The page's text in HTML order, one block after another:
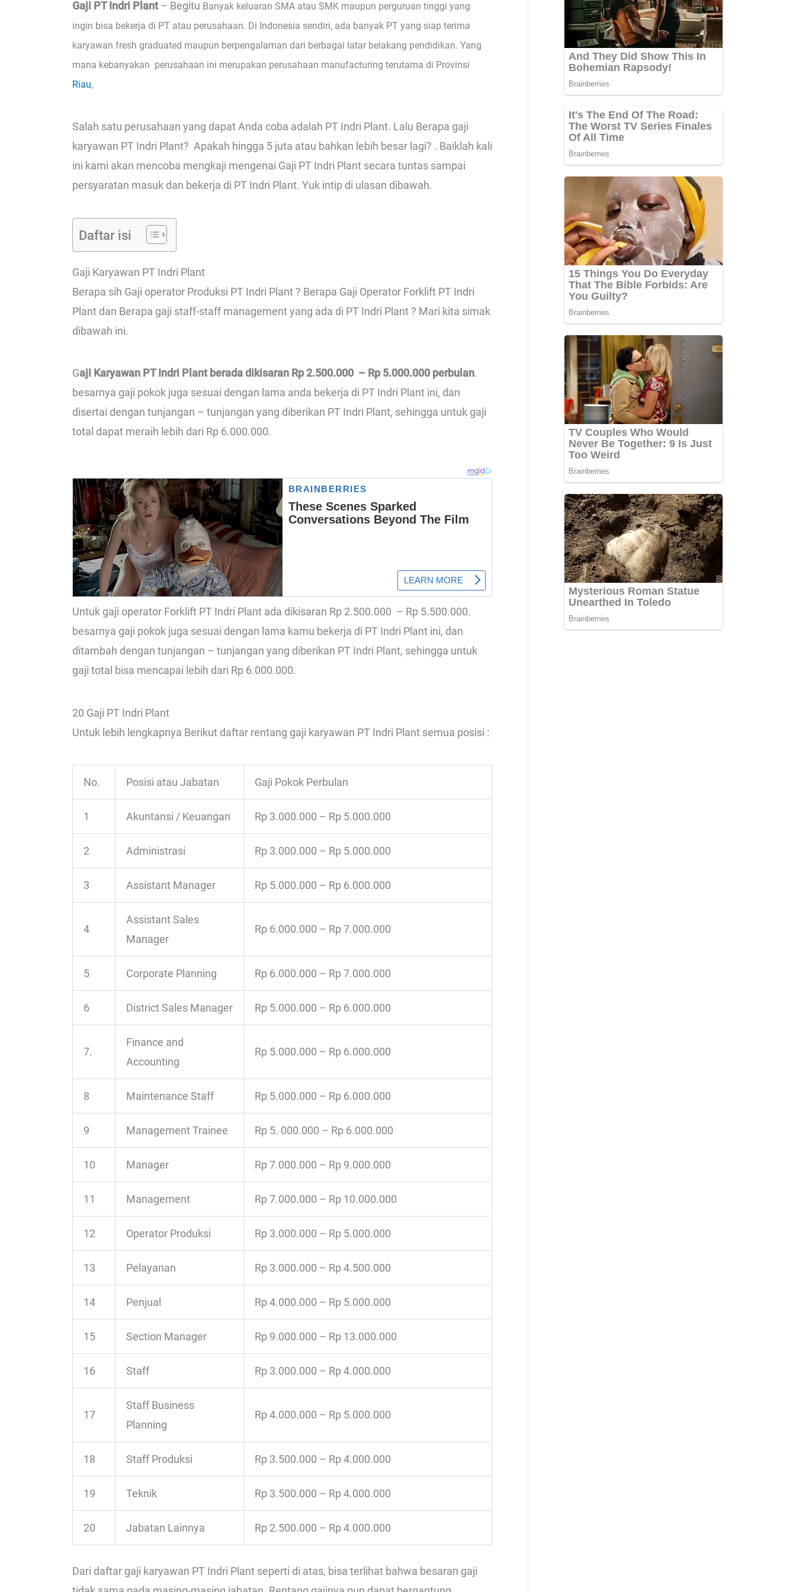
Gaji PT Indri Plant– Begitu Banyak keluaran SMA atau SMK maupun perguruan tinggi yang
ingin bisa bekerja di PT atau perusahaan. Di Indonesia sendiri, ada banyak PT yang siap terima
karyawan fresh graduated maupun berpengalaman dari berbagai latar belakang pendidikan. Yang
mana kebanyakan perusahaan ini merupakan perusahaan manufacturing terutama di Provinsi
Riau,
Salah satu perusahaan yang dapat Anda coba adalah PT Indri Plant. Lalu Berapa gaji
karyawan PT Indri Plant? Apakah hingga 5 juta atau bahkan lebih besar lagi? . Baiklah kali
ini kami akan mencoba mengkaji mengenai Gaji PT Indri Plant secara tuntas sampai
persyaratan masuk dan bekerja di PT Indri Plant. Yuk intip di ulasan dibawah.
Daftar isi
Gaji Karyawan PT Indri Plant
Berapa sih Gaji operator Produksi PT Indri Plant ? Berapa Gaji Operator Forklift PT Indri
Plant dan Berapa gaji staff-staff management yang ada di PT Indri Plant ? Mari kita simak
dibawah ini.
Gaji Karyawan PT Indri Plant berada dikisaran Rp 2.500.000 – Rp 5.000.000 perbulan.
besarnya gaji pokok juga sesuai dengan lama anda bekerja di PT Indri Plant ini, dan
disertai dengan tunjangan – tunjangan yang diberikan PT Indri Plant, sehingga untuk gaji
total dapat meraih lebih dari Rp 6.000.000.
Untuk gaji operator Forklift PT Indri Plant ada dikisaran Rp 2.500.000 – Rp 5.500.000.
besarnya gaji pokok juga sesuai dengan lama kamu bekerja di PT Indri Plant ini, dan
ditambah dengan tunjangan – tunjangan yang diberikan PT Indri Plant, sehingga untuk
gaji total bisa mencapai lebih dari Rp 6.000.000.
20 Gaji PT Indri Plant
Untuk lebih lengkapnya Berikut daftar rentang gaji karyawan PT Indri Plant semua posisi :
No. Posisi atau Jabatan Gaji Pokok Perbulan
1 Akuntansi / Keuangan Rp 3.000.000 – Rp 5.000.000
2 Administrasi Rp 3.000.000 – Rp 5.000.000
3 Assistant Manager Rp 5.000.000 – Rp 6.000.000
4
Assistant Sales
Manager
Rp 6.000.000 – Rp 7.000.000
5 Corporate Planning Rp 6.000.000 – Rp 7.000.000
6 District Sales Manager Rp 5.000.000 – Rp 6.000.000
7.
Finance and
Accounting
Rp 5.000.000 – Rp 6.000.000
8 Maintenance Staff Rp 5.000.000 – Rp 6.000.000
9 Management Trainee Rp 5. 000.000 – Rp 6.000.000
10 Manager Rp 7.000.000 – Rp 9.000.000
11 Management Rp 7.000.000 – Rp 10.000.000
12 Operator Produksi Rp 3.000.000 – Rp 5.000.000
13 Pelayanan Rp 3.000.000 – Rp 4.500.000
14 Penjual Rp 4.000.000 – Rp 5.000.000
15 Section Manager Rp 9.000.000 – Rp 13.000.000
16 Staff Rp 3.000.000 – Rp 4.000.000
17
Staff Business
Planning
Rp 4.000.000 – Rp 5.000.000
18 Staff Produksi Rp 3.500.000 – Rp 4.000.000
19 Teknik Rp 3.500.000 – Rp 4.000.000
20 Jabatan Lainnya Rp 2.500.000 – Rp 4.000.000
Dari daftar gaji karyawan PT Indri Plant seperti di atas, bisa terlihat bahwa besaran gaji